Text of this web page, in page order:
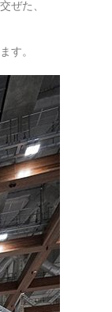
ぜた、
す。